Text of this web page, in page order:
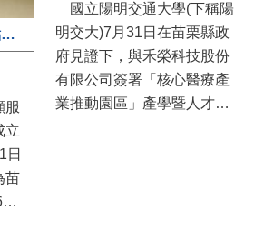
苗栗縣第236處關懷據點在苗栗市維祥里揭牌
服
立
日
苗
國立陽明交通大學(下稱陽
明交大)7月31日在苗栗縣政
府見證下，與禾榮科技股份
有限公司簽署「核心醫療產
業推動園區」產學暨人才培